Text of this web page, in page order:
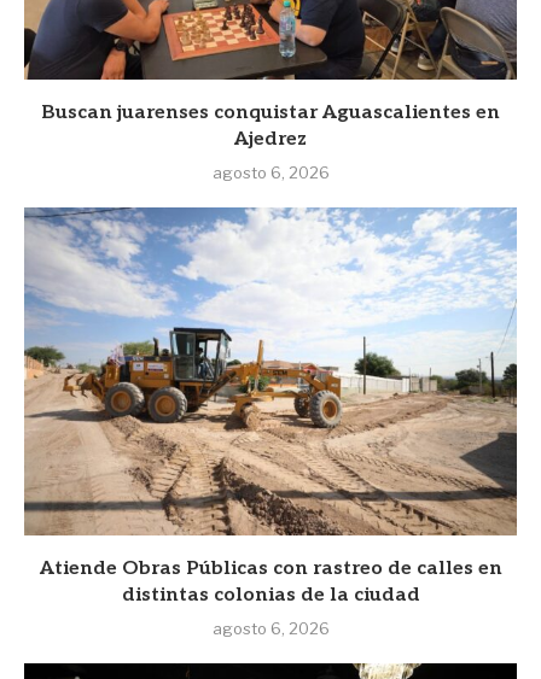
Buscan juarenses conquistar Aguascalientes en
Ajedrez
agosto 6, 2026
Atiende Obras Públicas con rastreo de calles en
distintas colonias de la ciudad
agosto 6, 2026